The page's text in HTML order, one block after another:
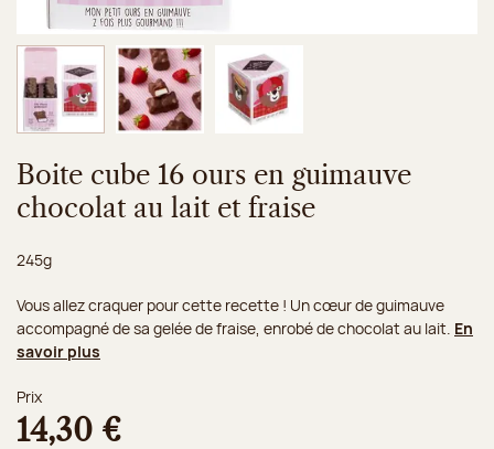
Image 1 sur 3
Boite cube 16 ours en guimauve
chocolat au lait et fraise
Poids net :
245g
Vous allez craquer pour cette recette ! Un cœur de guimauve
accompagné de sa gelée de fraise, enrobé de chocolat au lait. En
savoir plus
Prix
14,30 €